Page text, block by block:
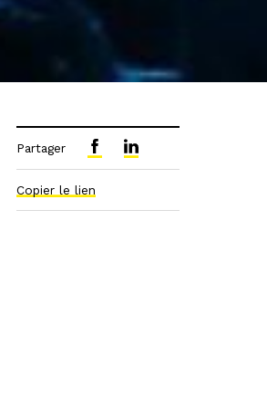
Partager
Copier le lien